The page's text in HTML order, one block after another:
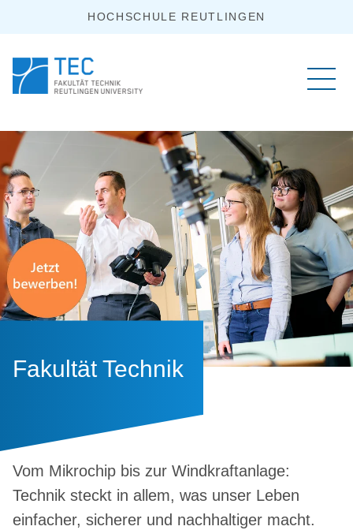
HOCHSCHULE REUTLINGEN
Fakultät Technik
Vom Mikrochip bis zur Windkraftanlage:
Technik steckt in allem, was unser Leben
einfacher, sicherer und nachhaltiger macht.